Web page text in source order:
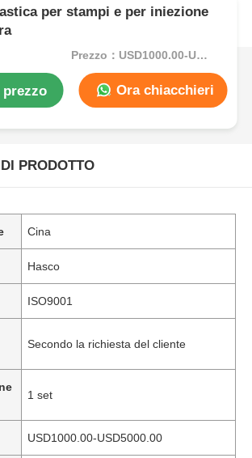
per stampi e per iniezione
Prezzo：USD1000.00-USD5000.00
Ora chiacchieri
PRODOTTO
Cina
Hasco
ISO9001
Secondo la richiesta del cliente
1 set
USD1000.00-USD5000.00